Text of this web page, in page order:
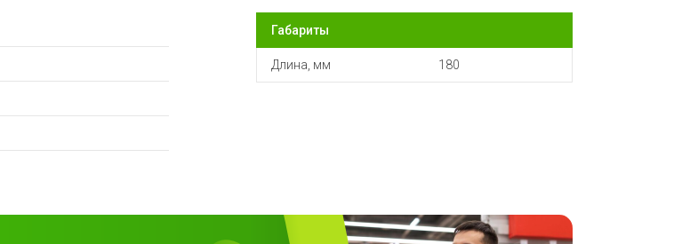
Габариты
Длина, мм 180